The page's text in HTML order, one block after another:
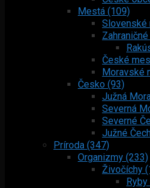
Mestá (109)
Slovenské
České
Moravské
Česko (93)
Južná
Severná
Severné
Južné
Príroda (347)
Organizmy (233)
Živočíchy